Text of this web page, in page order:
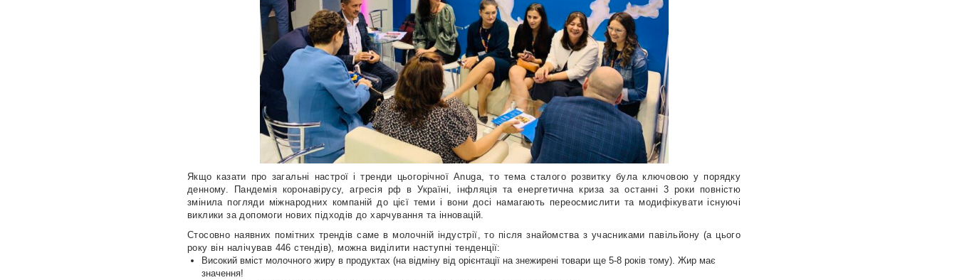
Якщо казати про загальні настрої і тренди цьогорічної Anuga, то тема сталого розвитку була ключовою у порядку
денному. Пандемія коронавірусу, агресія рф в Україні, інфляція та енергетична криза за останні 3 роки повністю
змінила погляди міжнародних компаній до цієї теми і вони досі намагають переосмислити та модифікувати існуючі
виклики за допомоги нових підходів до харчування та інновацій.
Стосовно наявних помітних трендів саме в молочній індустрії, то після знайомства з учасниками павільйону (а цього
року він налічував 446 стендів), можна виділити наступні тенденції:
Високий вміст молочного жиру в продуктах (на відміну від орієнтації на знежирені товари ще 5-8 років тому). Жир має
значення!